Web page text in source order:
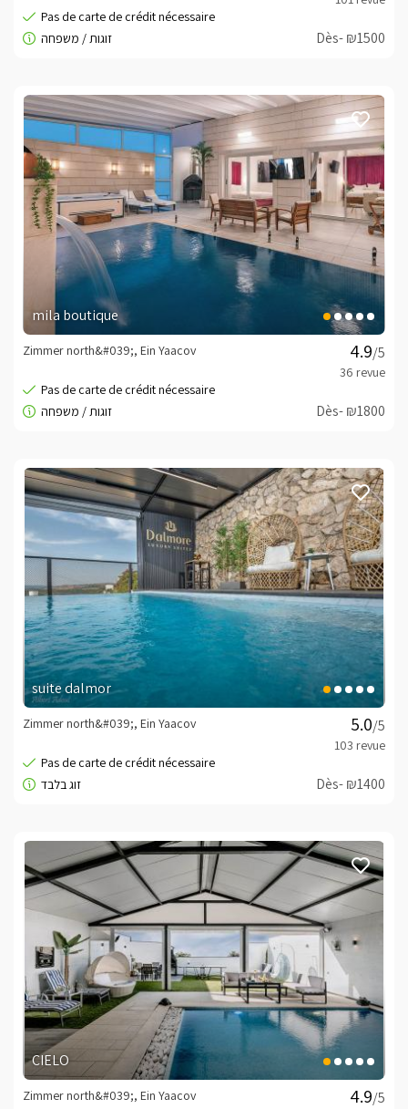
Dès- ₪1500
mila boutique
/5
Zimmer north&#039;, Ein Yaacov
Dès- ₪1800
suite dalmor
/5
Zimmer north&#039;, Ein Yaacov
Dès- ₪1400
CIELO
/5
Zimmer north&#039;, Ein Yaacov